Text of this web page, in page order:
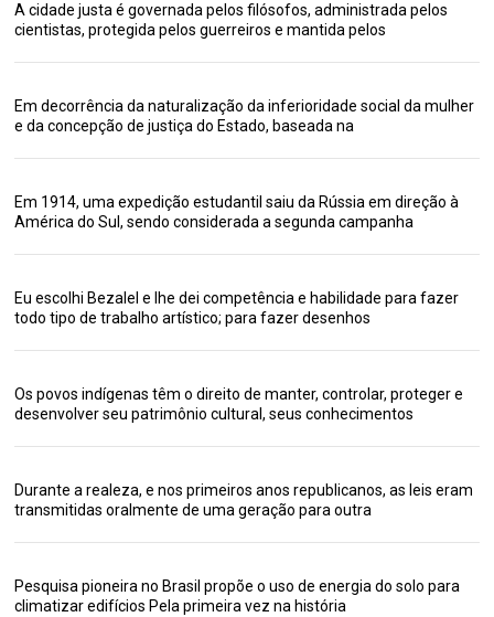
A cidade justa é governada pelos filósofos, administrada pelos
cientistas, protegida pelos guerreiros e mantida pelos
Em decorrência da naturalização da inferioridade social da mulher
e da concepção de justiça do Estado, baseada na
Em 1914, uma expedição estudantil saiu da Rússia em direção à
América do Sul, sendo considerada a segunda campanha
Eu escolhi Bezalel e lhe dei competência e habilidade para fazer
todo tipo de trabalho artístico; para fazer desenhos
Os povos indígenas têm o direito de manter, controlar, proteger e
desenvolver seu patrimônio cultural, seus conhecimentos
Durante a realeza, e nos primeiros anos republicanos, as leis eram
transmitidas oralmente de uma geração para outra
Pesquisa pioneira no Brasil propõe o uso de energia do solo para
climatizar edifícios Pela primeira vez na história